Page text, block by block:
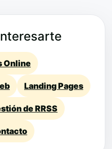
Online
Landing Pages
de RRSS